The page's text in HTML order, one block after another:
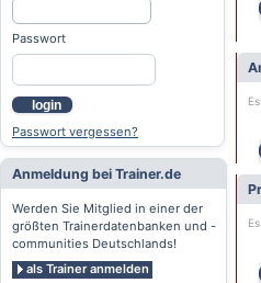
Passwort
login
Passwort vergessen?
Anmeldung bei Trainer.de
Werden Sie Mitglied in einer der
größten Trainerdatenbanken und -
communities Deutschlands!
als Trainer anmelden